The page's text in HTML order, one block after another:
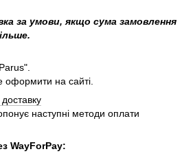
за умови, якщо сума замовлення
на сайті.
наступні методи оплати
WayForPay: